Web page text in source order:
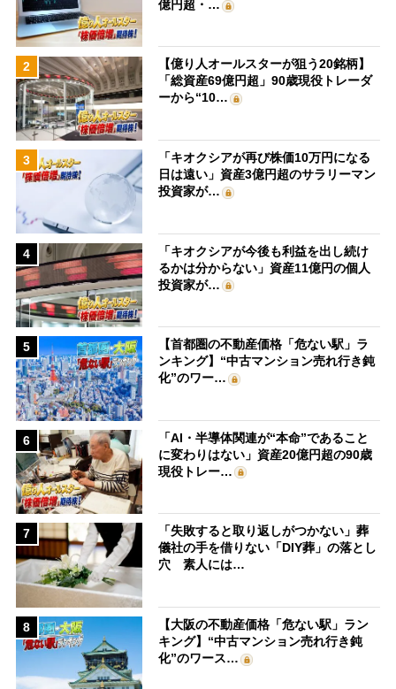
億円超・…
2
【億り人オールスターが狙う20銘柄】
「総資産69億円超」90歳現役トレーダ
ーから“10…
3
「キオクシアが再び株価10万円になる
日は遠い」資産3億円超のサラリーマン
投資家が…
4
「キオクシアが今後も利益を出し続け
るかは分からない」資産11億円の個人
投資家が…
5
【首都圏の不動産価格「危ない駅」ラ
ンキング】“中古マンション売れ行き鈍
化”のワー…
6
「AI・半導体関連が“本命”であること
に変わりはない」資産20億円超の90歳
現役トレー…
7
「失敗すると取り返しがつかない」葬
儀社の手を借りない「DIY葬」の落とし
穴 素人には…
8
【大阪の不動産価格「危ない駅」ラン
キング】“中古マンション売れ行き鈍
化”のワース…